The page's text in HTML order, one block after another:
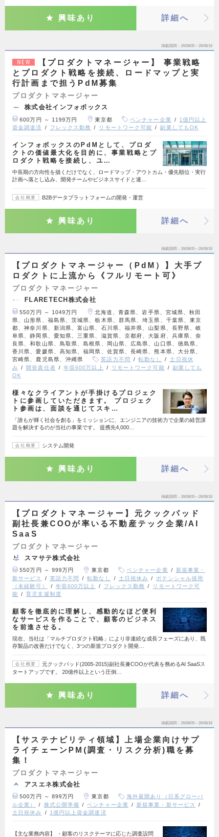
興味あり 詳細へ
掲載期間 26/08/05～26/08/18
NEW
【プロダクトマネージャー】 事業戦略
とプロダクト戦略を接続、ロードマップと実
行計画まで担うPdM募集
プロダクトマネージャー
株式会社インフォボックス
600万円 ～ 1199万円 東京都 ベンチャー企業
1億円以上
資金調達済
フレックス勤務 リモートワーク可能 副業してもOK
インフォボックスのPdMとして、プロダ
クトの価値最大化を目的に、事業戦略とプ
ロダクト戦略を接続し、ユ…
中長期の方向性を描くだけでなく、ロードマップ・アウトカム・優先順位・実行
計画へ落とし込み、開発チームやビジネスサイドと連…
会社概要 B2Bデータプラットフォームの開発・運営
興味あり 詳細へ
掲載期間 26/08/05～26/08/18
【プロダクトマネージャー（PdM）】大手プ
ロダクトに上流から《フルリモート可》
プロダクトマネージャー
FLARETECH株式会社
550万円 ～ 1049万円
北海道、青森県、岩手県、宮城県、秋田
県、山形県、福島県、茨城県、栃木県、群馬県、埼玉県、千葉県、東京
都、神奈川県、新潟県、富山県、石川県、福井県、山梨県、長野県、岐
阜県、静岡県、愛知県、三重県、滋賀県、京都府、大阪府、兵庫県、奈
良県、和歌山県、鳥取県、島根県、岡山県、広島県、山口県、徳島県、
香川県、愛媛県、高知県、福岡県、佐賀県、長崎県、熊本県、大分県、
宮崎県、鹿児島県、沖縄県
英語力不問 転勤なし
土日祝休
み
開発責任者 年収600万以上 リモートワーク可能
副業しても
OK
様々なクライアントが手掛けるプロジェク
トに参画していただきます。 プロジェク
ト参画は、面談を通じてスキ…
「誰もが輝く社会を創る」をミッションに、エンジニアの技術力で企業の経営課
題を解決するのが当社の事業です。 提携先4,000…
会社概要 システム開発
興味あり 詳細へ
掲載期間 26/08/05～26/08/18
【プロダクトマネージャー】元クックパッド
副社長兼COOが率いる不動産テック企業/AI
SaaS
プロダクトマネージャー
スマサテ株式会社
550万円 ～ 999万円 東京都 ベンチャー企業
新規事業・
新サービス
英語力不問 転勤なし 土日祝休み
ポテンシャル採用
（未経験可）
年収600万以上 フレックス勤務
リモートワーク可
能
育児支援制度
顧客を徹底的に理解し、感動的なほど便利
なサービスを作ることで、顧客のビジネス
を前進させる。
現在、当社は「マルチプロダクト戦略」により非連続な成長フェーズにあり、既
存製品の改善だけでなく、3つの新規プロダクト開発…
会社概要
元クックパッド(2005-2015)副社長兼COOが代表を務めるAI SaaSス
タートアップです。 20億件以上という圧倒…
興味あり 詳細へ
掲載期間 26/08/05～26/08/18
【サステナビリティ領域】上場企業向けサプ
ライチェーンPM(調査・リスク分析)職を募
集！
プロダクトマネージャー
アスエネ株式会社
500万円 ～ 899万円 東京都
海外展開あり（日系グローバ
ル企業）
株式公開準備 ベンチャー企業
新規事業・新サービス
土日祝休み
1億円以上資金調達済
【主な業務内容】 ・顧客のリスクテーマに応じた調査設問